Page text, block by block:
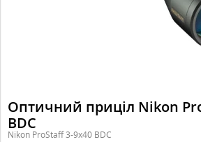
Оптичний приціл Nikon
BDC
Nikon ProStaff 3-9x40 BDC